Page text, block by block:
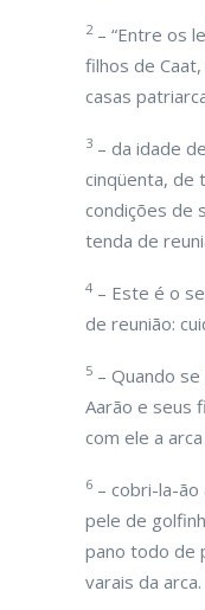
2– “Entre os
filhos de
casas
3 – da idade
cinqüenta, de
condições de
tenda de
4 – Este é o
de reunião:
5 – Quando
Aarão e seus
com ele a
6 – cobri-la-
pele de
pano todo de
varais da arca.